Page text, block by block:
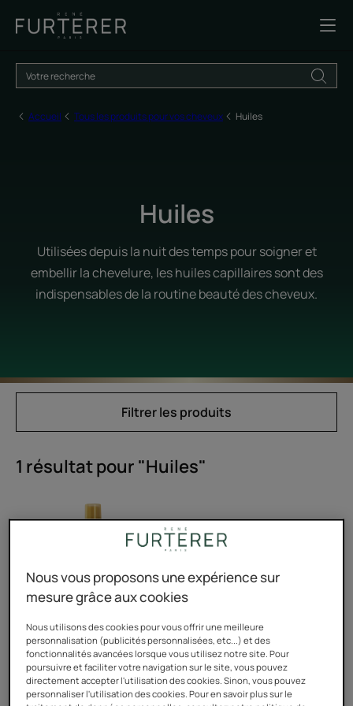
Accueil Tous les produits pour vos cheveux Huiles
Huiles
Utilisées depuis la nuit des temps pour soigner et
embellir la chevelure, les huiles capillaires sont des
indispensables de la routine beauté des cheveux.
Filtrer les produits
1 résultat pour "Huiles"
Huile
d'été
protectrice
SOLAIRE
Huile d'été protectrice
Nous vous proposons une expérience sur
mesure grâce aux cookies
Nous utilisons des cookies pour vous offrir une meilleure
personnalisation (publicités personnalisées, etc...) et des
fonctionnalités avancées lorsque vous utilisez notre site. Pour
poursuivre et faciliter votre navigation sur le site, vous pouvez
directement accepter l'utilisation des cookies. Sinon, vous pouvez
personnaliser l'utilisation des cookies. Pour en savoir plus sur le